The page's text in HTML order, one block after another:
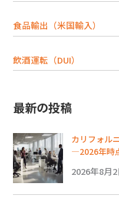
食品輸出（米国輸入）
飲酒運転（DUI）
最新の投稿
カリフォル
―2026年時
2026年8月2